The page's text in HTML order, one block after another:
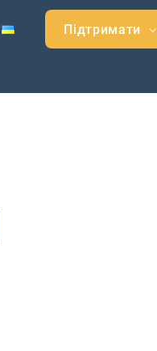
Підтримати